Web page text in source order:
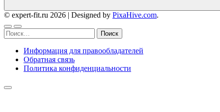
© expert-fit.ru 2026 | Designed by PixaHive.com.
Найти:
Информация для правообладателей
Обратная связь
Политика конфиденциальности